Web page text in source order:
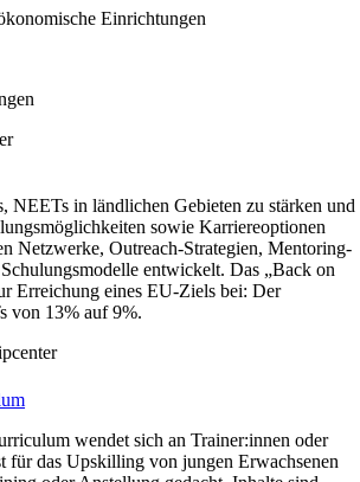
Einrichtungen
NEETs in ländlichen Gebieten zu stärken und
sowie Karriereoptionen
Netzwerke, Outreach-Strategien, Mentoring-
entwickelt. Das „Back on
Erreichung eines EU-Ziels bei: Der
von 13% auf 9%.
wendet sich an Trainer:innen oder
für das Upskilling von jungen Erwachsenen